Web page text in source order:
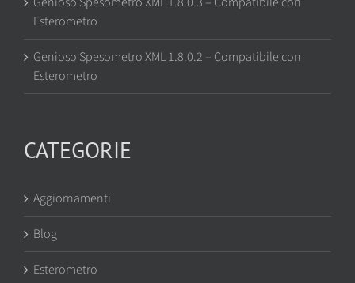
Esterometro
Genioso Spesometro XML 1.8.0.2 – Compatibile con
Esterometro
CATEGORIE
Aggiornamenti
Blog
Esterometro